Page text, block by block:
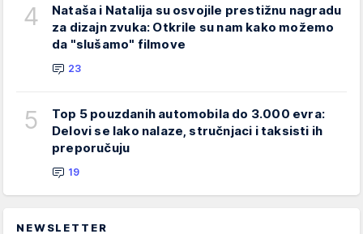
4
Nataša i Natalija su osvojile prestižnu nagradu
za dizajn zvuka: Otkrile su nam kako možemo
da "slušamo" filmove
23
5
Top 5 pouzdanih automobila do 3.000 evra:
Delovi se lako nalaze, stručnjaci i taksisti ih
preporučuju
19
NEWSLETTER